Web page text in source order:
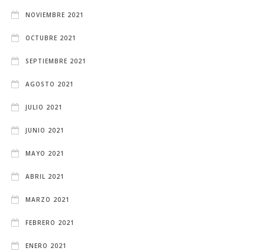
NOVIEMBRE 2021
OCTUBRE 2021
SEPTIEMBRE 2021
AGOSTO 2021
JULIO 2021
JUNIO 2021
MAYO 2021
ABRIL 2021
MARZO 2021
FEBRERO 2021
ENERO 2021